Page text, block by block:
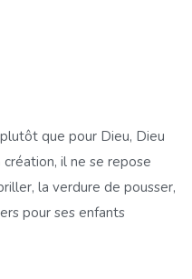
que pour Dieu, Dieu
création, il ne se repose
la verdure de pousser,
pour ses enfants